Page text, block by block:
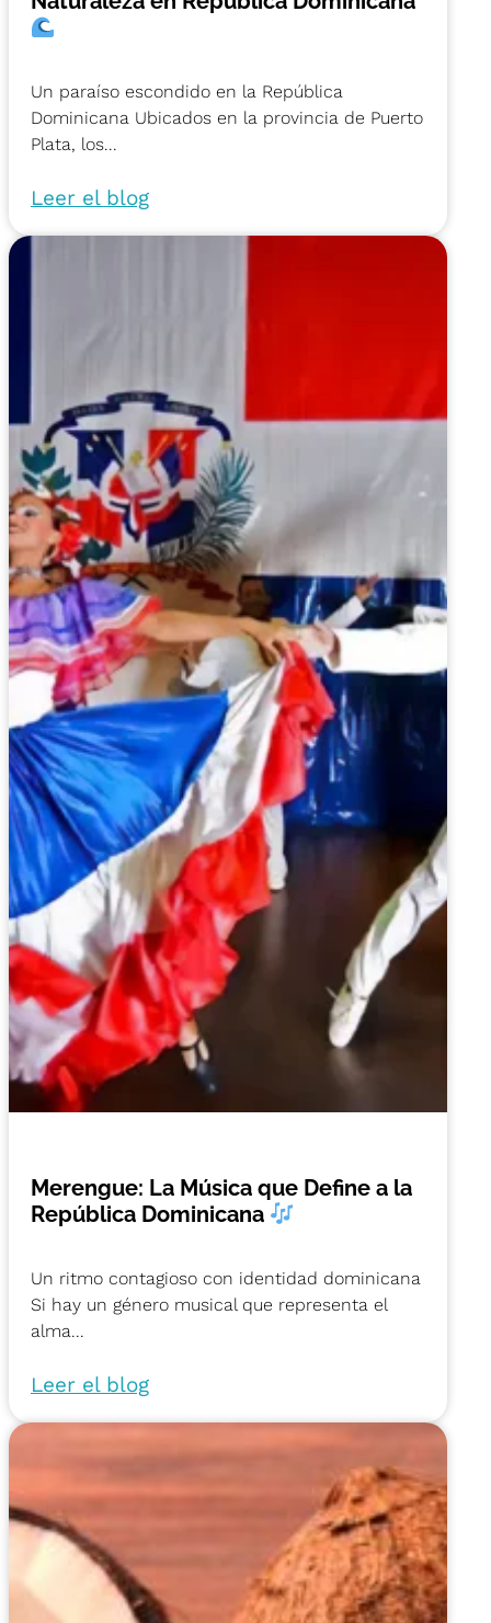
Un paraíso escondido en la República
Dominicana Ubicados en la provincia de Puerto
Plata, los...
Leer el blog
Merengue: La Música que Define a la
República Dominicana
Un ritmo contagioso con identidad dominicana
Si hay un género musical que representa el
alma...
Leer el blog